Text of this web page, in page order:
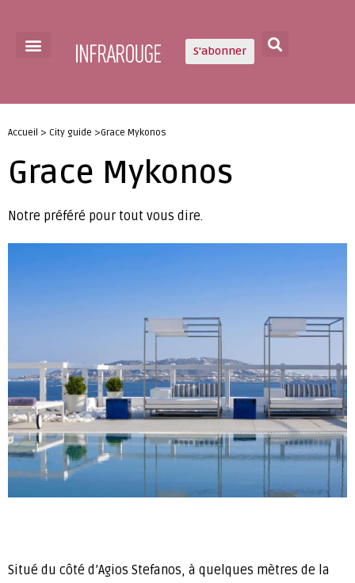
S'abonner
Accueil > City guide >Grace Mykonos
Grace Mykonos
Notre préféré pour tout vous dire.
Situé du côté d’Agios Stefanos, à quelques mètres de la